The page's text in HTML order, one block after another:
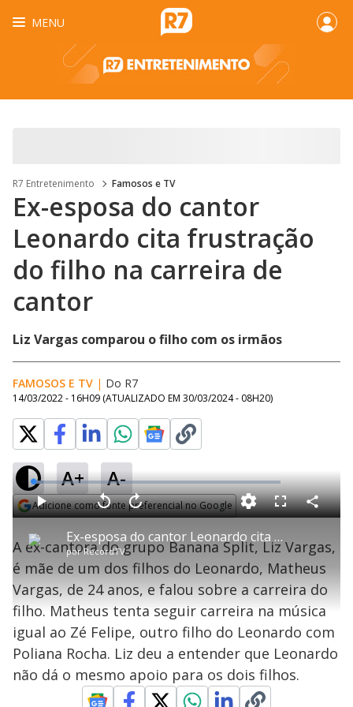
MENU
R7 Entretenimento Famosos e TV
Ex-esposa do cantor
Leonardo cita frustração
do filho na carreira de
cantor
Liz Vargas comparou o filho com os irmãos
FAMOSOS E TV | Do R7
14/03/2022 - 16H09 (ATUALIZADO EM 30/03/2024 - 08H20)
A+ A-
Adicione como fonte preferencial no Google
P
l
a
y
Ex-esposa do cantor Leonardo cita frustração do filho na carreira de cantor
porRecordTV
P V
t
a
r
0
n
d
s
A
a
n
ç
a
r
1
s
e
u
n
s
L
o
a
d
e
3
.
9
9
%
F
l
e
n
C
o
a
r
i
l
h
a
A ex-cantora do grupo Banana Split, Liz Vargas,
é mãe de um dos filhos do Leonardo, Matheus
Vargas, de 24 anos, e falou sobre a carreira do
filho. Matheus tenta seguir carreira na música
igual ao Zé Felipe, outro filho do Leonardo com
Poliana Rocha. Liz deu a entender que Leonardo
não dá o mesmo apoio para os dois filhos.